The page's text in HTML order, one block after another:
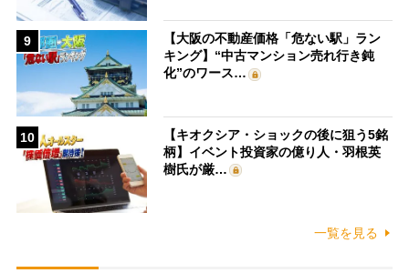
9
【大阪の不動産価格「危ない駅」ラン
キング】“中古マンション売れ行き鈍
化”のワース…
10
【キオクシア・ショックの後に狙う5銘
柄】イベント投資家の億り人・羽根英
樹氏が厳…
一覧を見る